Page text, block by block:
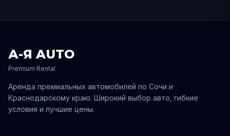
А-Я AUTO
Premium Rental
Аренда премиальных автомобилей по Сочи и
Краснодарскому краю. Широкий выбор авто, гибкие
условия и лучшие цены.